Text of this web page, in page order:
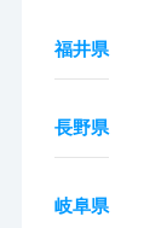
福井県
長野県
岐阜県